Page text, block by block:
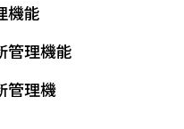
機能
管理機能
管理機